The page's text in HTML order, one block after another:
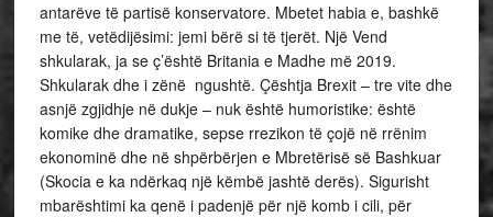
antarëve të partisë konservatore. Mbetet habia e, bashkë
me të, vetëdijësimi: jemi bërë si të tjerët. Një Vend
shkularak, ja se ç’është Britania e Madhe më 2019.
Shkularak dhe i zënë ngushtë. Çështja Brexit – tre vite dhe
asnjë zgjidhje në dukje – nuk është humoristike: është
komike dhe dramatike, sepse rrezikon të çojë në rrënim
ekonominë dhe në shpërbërjen e Mbretërisë së Bashkuar
(Skocia e ka ndërkaq një këmbë jashtë derës). Sigurisht
mbarështimi ka qenë i padenjë për një komb i cili, për